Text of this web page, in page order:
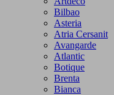
Bilbao
Asteria
Atria Cersanit
Avangarde
Atlantic
Botique
Brenta
Bianca